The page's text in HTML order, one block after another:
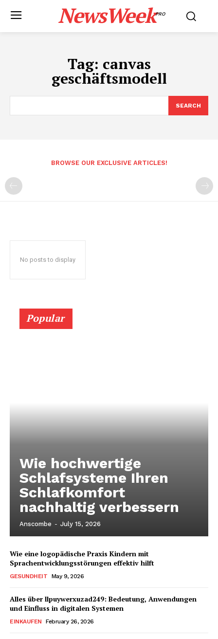
NewsWeekPRO
Tag: canvas
geschäftsmodell
SEARCH
BROWSE OUR EXCLUSIVE ARTICLES!
No posts to display
Popular
Wie hochwertige
Schlafsysteme Ihren
Schlafkomfort
nachhaltig verbessern
Anscombe - July 15, 2026
Wie eine logopädische Praxis Kindern mit
Sprachentwicklungsstörungen effektiv hilft
GESUNDHEIT May 9, 2026
Alles über llpuywerxuzad249: Bedeutung, Anwendungen
und Einfluss in digitalen Systemen
EINKAUFEN February 26, 2026